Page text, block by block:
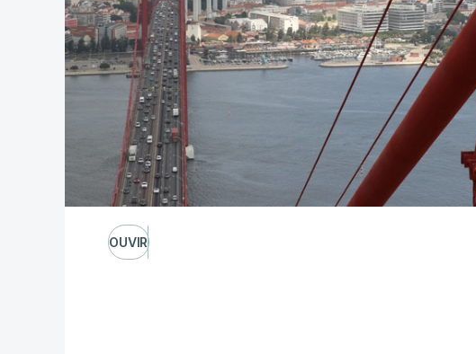
OUVIR